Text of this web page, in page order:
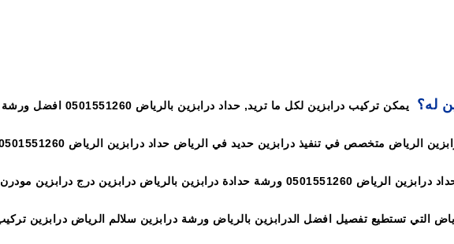
له؟ يمكن تركيب درابزين
الخالدية حداد درابزين الرياض حداد درابزين الرياض 0501551260 ورشة حدادة
التي تستطيع تفصيل افضل الدرابزين بالرياض ورشة درابزين سلالم الرياض درابزين